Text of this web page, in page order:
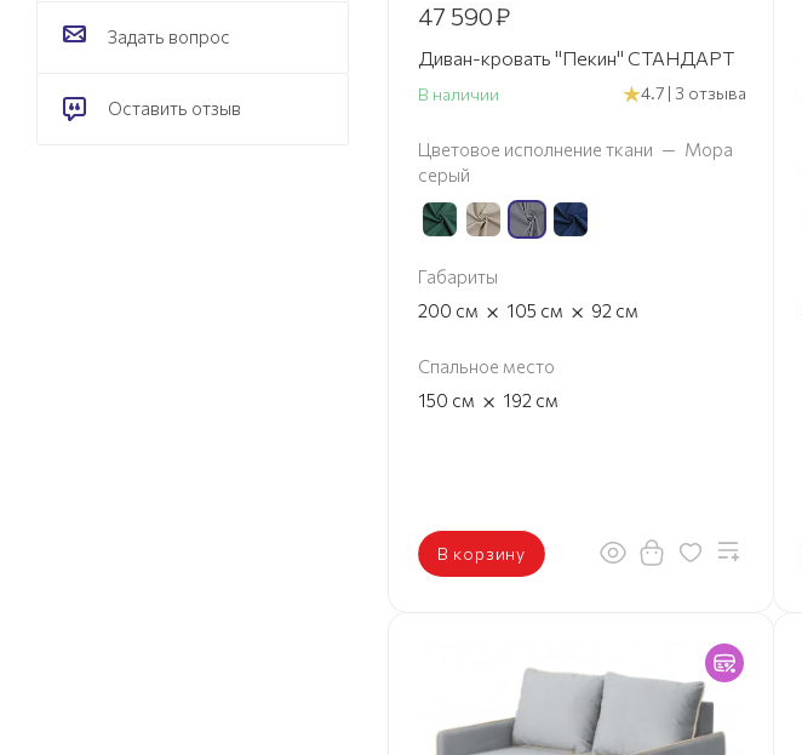
47 590₽
Диван-кровать "Пекин" СТАНДАРТ
В наличии 4.7 | 3 отзыва
Цветовое исполнение ткани — Мора
серый
Габариты
200 см × 105 см × 92 см
Спальное место
150 см × 192 см
В корзину
Задать вопрос
Оставить отзыв